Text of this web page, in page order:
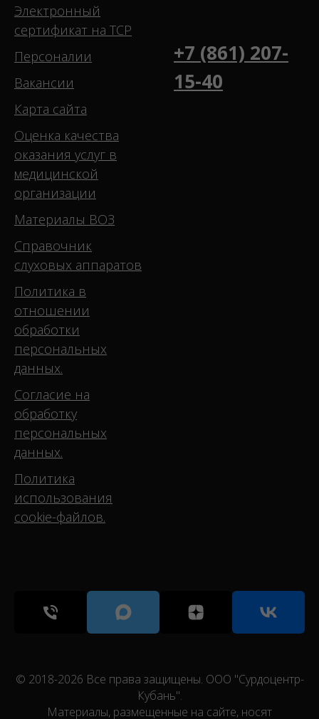
Электронный
сертификат на ТСР
Персоналии
Вакансии
Карта сайта
Оценка качества
оказания услуг в
медицинской
организации
Материалы ВОЗ
Справочник
слуховых аппаратов
Политика в
отношении
обработки
персональных
данных.
Согласие на
обработку
персональных
данных.
Политика
использования
cookie-файлов.
+7 (861) 207-
15-40
© 2018-2026 Все права защищены. ООО "Сурдоцентр-
Кубань".
Материалы, размещенные на сайте, носят